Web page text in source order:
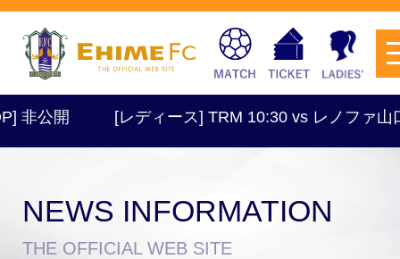
チケットを購入
公開 [レディース] TRM 10:30 vs レノファ山口
NEWS INFORMATION
THE OFFICIAL WEB SITE